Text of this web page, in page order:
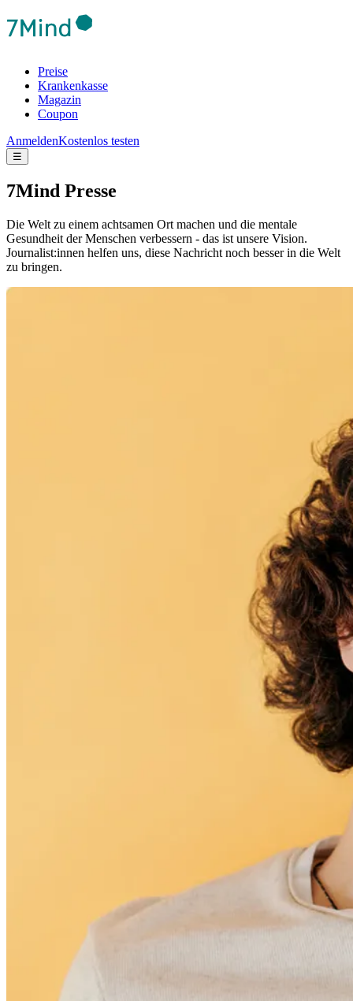
Preise
Krankenkasse
Magazin
Coupon
AnmeldenKostenlos testen
☰
7Mind Presse
Die Welt zu einem achtsamen Ort machen und die mentale
Gesundheit der Menschen verbessern - das ist unsere Vision.
Journalist:innen helfen uns, diese Nachricht noch besser in die Welt
zu bringen.